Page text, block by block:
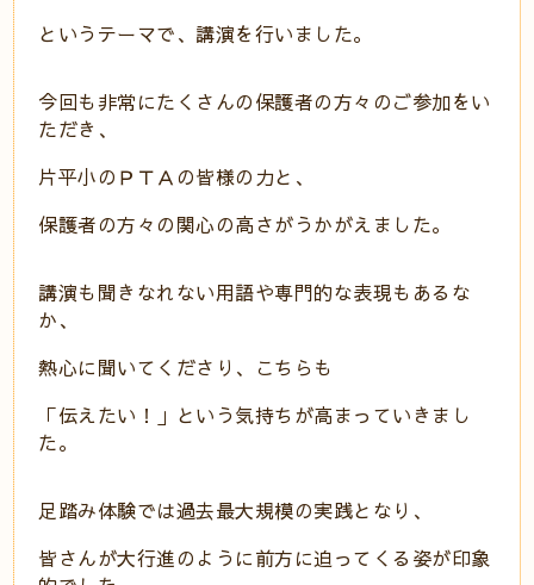
というテーマで、講演を行いました。
今回も非常にたくさんの保護者の方々のご参加をい
ただき、
片平小のＰＴＡの皆様の力と、
保護者の方々の関心の高さがうかがえました。
講演も聞きなれない用語や専門的な表現もあるな
か、
熱心に聞いてくださり、こちらも
「伝えたい！」という気持ちが高まっていきまし
た。
足踏み体験では過去最大規模の実践となり、
皆さんが大行進のように前方に迫ってくる姿が印象